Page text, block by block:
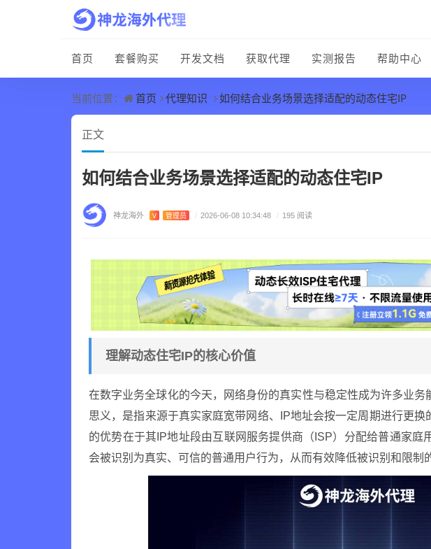
首页 套餐购买 开发文档 获取代理 实测报告 帮助中心
当前位置： 首页 代理知识 如何结合业务场景选择适配的动态住宅IP
正文
如何结合业务场景选择适配的动态住宅IP
神龙海外 V 管理员 / 2026-06-08 10:34:48 / 195 阅读
理解动态住宅IP的核心价值
在数字业务全球化的今天，网络身份的真实性与稳定性成为许多业
思义，是指来源于真实家庭宽带网络、IP地址会按一定周期进行更
的优势在于其IP地址段由互联网服务提供商（ISP）分配给普通家庭
会被识别为真实、可信的普通用户行为，从而有效降低被识别和限制